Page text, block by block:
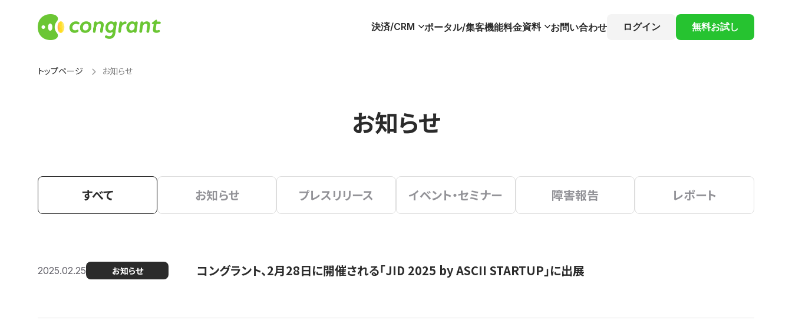
決済/CRM ポータル/集客機能料金資料 お問い合わせ ログイン 無料お試し
トップページ お知らせ
お知らせ
すべて お知らせ プレスリリース イベント・セミナー 障害報告 レポート
2025.02.25 お知らせ コングラント、2月28日に開催される「JID 2025 by ASCII STARTUP」に出展